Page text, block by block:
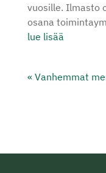
vuosille. Ilmasto
osana
lue lisää
« Vanhemmat